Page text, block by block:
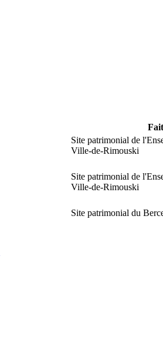
Site patrimonial de
Ville-de-Rimouski
Site patrimonial de
Ville-de-Rimouski
Site patrimonial du